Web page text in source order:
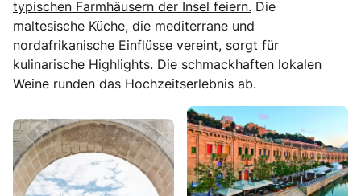
typischen Farmhäusern der Insel feiern. Die
maltesische Küche, die mediterrane und
nordafrikanische Einflüsse vereint, sorgt für
kulinarische Highlights. Die schmackhaften lokalen
Weine runden das Hochzeitserlebnis ab.